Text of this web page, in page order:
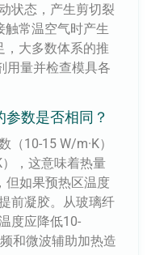
状态，产生剪切裂
触常温空气时产生
，大多数体系的推
用量并检查模具各
数是否相同？
10-15 W/m·K）
），这意味着热量
如果预热区温度
前凝胶。从玻璃纤
度应降低10-
和微波辅助加热造